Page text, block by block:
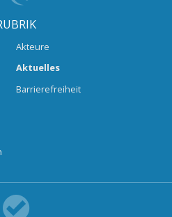
Akteure
Aktuelles
Barrierefreiheit